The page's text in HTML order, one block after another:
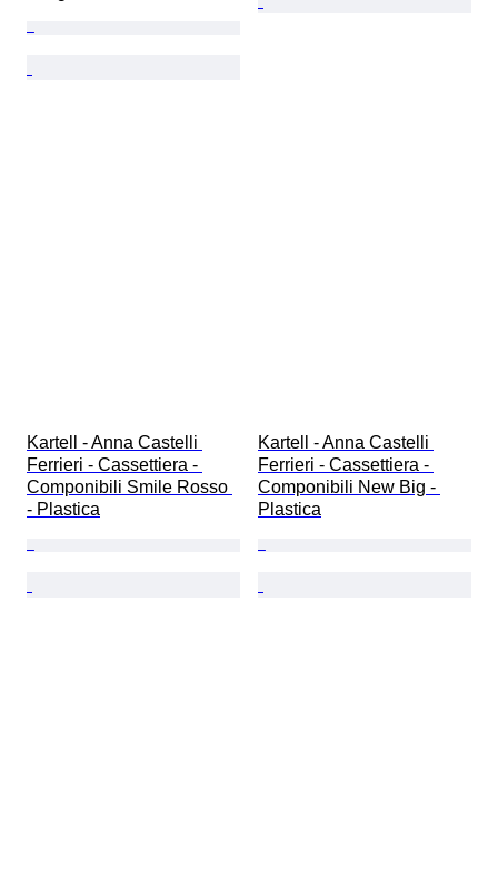
Kartell - Anna Castelli
Ferrieri - Cassettiera -
Componibili Smile Rosso
- Plastica
Kartell - Anna Castelli
Ferrieri - Cassettiera -
Componibili New Big -
Plastica